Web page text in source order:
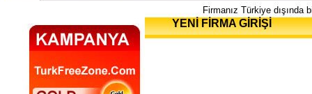
Firmanız Türkiye
YENİ FİRMA GİRİŞİ